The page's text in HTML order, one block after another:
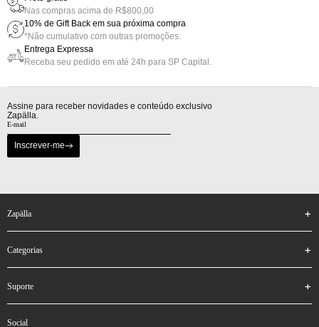
Nas compras acima de R$800,00
10% de Gift Back em sua próxima compra
*Não cumulativo com outras promoções.
Entrega Expressa
Receba seu pedido em até 24h para SP Capital.
Assine para receber novidades e conteúdo exclusivo
Zapälla.
Inscrever-me
zapälla
categorias
suporte
social